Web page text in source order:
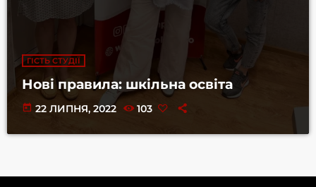
ГІСТЬ СТУДІЇ
Нові правила: шкільна освіта
today 22 ЛИПНЯ, 2022 103